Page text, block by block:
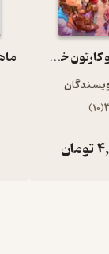
ماهنامه طنز و کارتون خط خطی شماره 93
(
10
)
تومان